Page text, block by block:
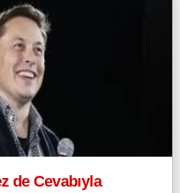
de Cevabıyla